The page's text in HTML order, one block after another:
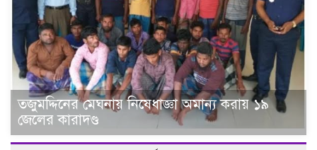
তজুমদ্দিনের মেঘনায় নিষেধাজ্ঞা অমান্য করায় ১৯
জেলের কারাদণ্ড